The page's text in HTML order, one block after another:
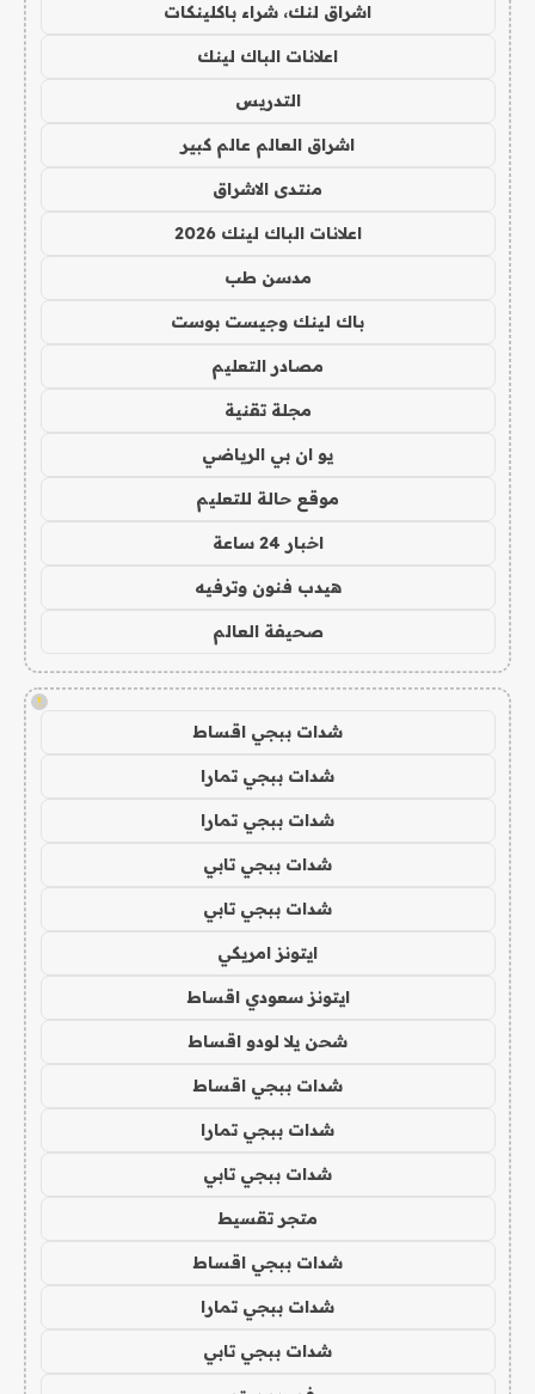
اشراق لنك، شراء باكلينكات
اعلانات الباك لينك
التدريس
اشراق العالم عالم كبير
منتدى الاشراق
اعلانات الباك لينك 2026
مدسن طب
باك لينك وجيست بوست
مصادر التعليم
مجلة تقنية
يو ان بي الرياضي
موقع حالة للتعليم
اخبار 24 ساعة
هيدب فنون وترفيه
صحيفة العالم
!
شدات ببجي اقساط
شدات ببجي تمارا
شدات ببجي تمارا
شدات ببجي تابي
شدات ببجي تابي
ايتونز امريكي
ايتونز سعودي اقساط
شحن يلا لودو اقساط
شدات ببجي اقساط
شدات ببجي تمارا
شدات ببجي تابي
متجر تقسيط
شدات ببجي اقساط
شدات ببجي تمارا
شدات ببجي تابي